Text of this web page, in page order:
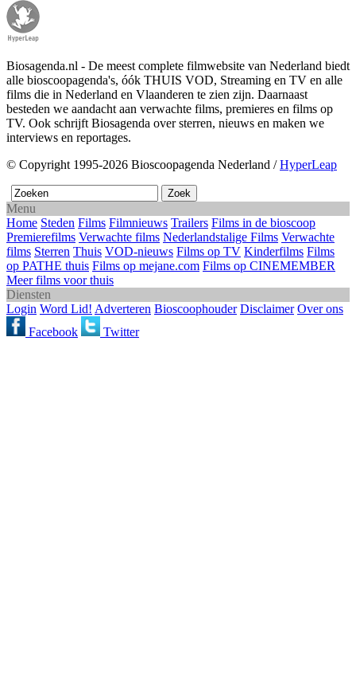
Biosagenda.nl - De meest complete filmwebsite van Nederland biedt
alle bioscoopagenda's, óók THUIS VOD, Streaming en TV en alle
films die in Nederland en Vlaanderen te zien zijn. Daarnaast
besteden we aandacht aan verwachte films, premieres en films op
TV. Ook schrijft Biosagenda over sterren, nieuws en maken we
interviews en reportages.
© Copyright 1995-2026 Bioscoopagenda Nederland /HyperLeap
Menu
Home Steden Films Filmnieuws Trailers Films in de bioscoop
Premierefilms Verwachte films Nederlandstalige Films Verwachte
films Sterren Thuis VOD-nieuws Films op TV Kinderfilms Films
op PATHE thuis Films op mejane.com Films op CINEMEMBER
Meer films voor thuis
Diensten
Login Word Lid! Adverteren Bioscoophouder Disclaimer Over ons
Facebook
Twitter